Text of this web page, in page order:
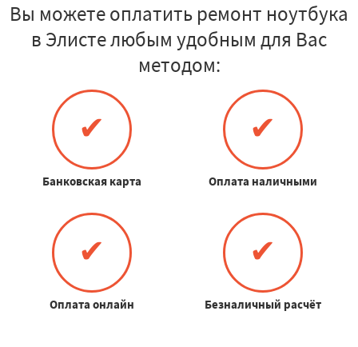
Вы можете оплатить ремонт ноутбука
в Элисте любым удобным для Вас
методом:
✔
Банковская карта
✔
Оплата наличными
✔
Оплата онлайн
✔
Безналичный расчёт